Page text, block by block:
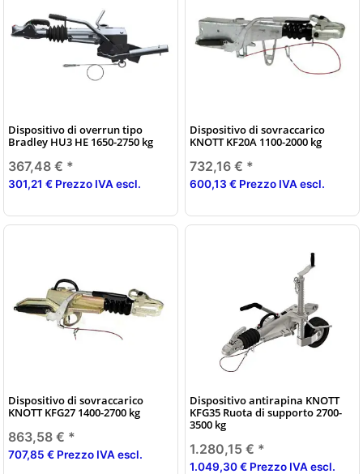
Dispositivo di overrun tipo
Bradley HU3 HE 1650-2750 kg
367,48 € *
301,21 € Prezzo IVA escl.
Dispositivo di sovraccarico
KNOTT KF20A 1100-2000 kg
732,16 € *
600,13 € Prezzo IVA escl.
Dispositivo di sovraccarico
KNOTT KFG27 1400-2700 kg
863,58 € *
707,85 € Prezzo IVA escl.
Dispositivo antirapina KNOTT
KFG35 Ruota di supporto 2700-
3500 kg
1.280,15 € *
1.049,30 € Prezzo IVA escl.